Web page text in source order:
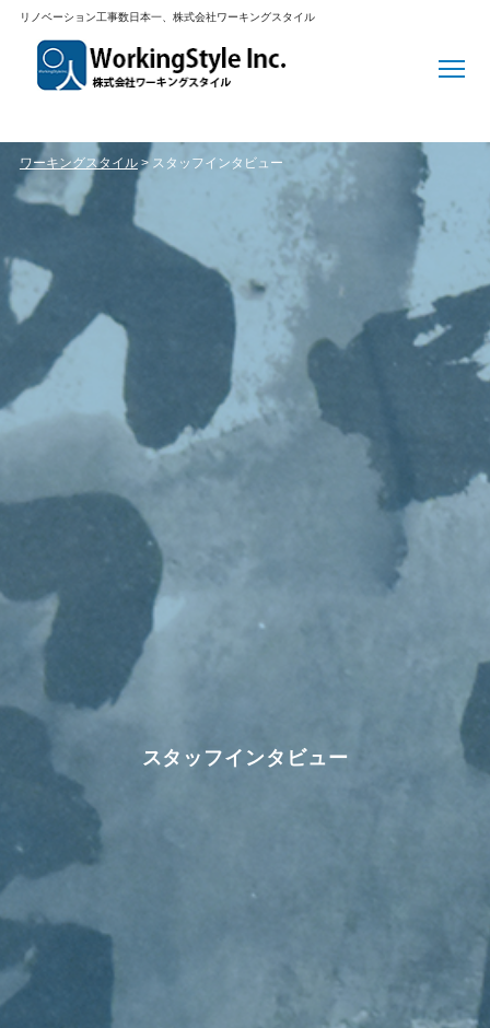
リノベーション工事数日本一、株式会社ワーキングスタイル
ワーキングスタイル> スタッフインタビュー
スタッフインタビュー